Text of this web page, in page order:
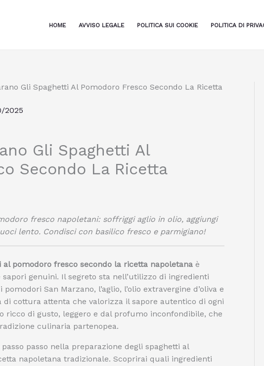
HOME AVVISO LEGALE POLITICA SUI COOKIE POLITICA DI
Gli Spaghetti Al Pomodoro Fresco Secondo La Ricetta
2025
Gli Spaghetti Al
Secondo La Ricetta
fresco napoletani: soffriggi aglio in olio, aggiungi
lento. Condisci con basilico fresco e parmigiano!
al pomodoro fresco secondo la ricetta napoletana è
genuini. Il segreto sta nell’utilizzo di ingredienti
San Marzano, l’aglio, l’olio extravergine d’oliva e
di cottura attenta che valorizza il sapore autentico di ogni
ricco di gusto, leggero e dal profumo inconfondibile, che
culinaria partenopea.
passo nella preparazione degli spaghetti al
napoletana tradizionale. Scoprirai quali ingredienti